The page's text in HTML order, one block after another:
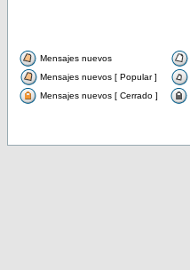
Mensajes nuevos
Mensajes nuevos [ Popular ]
Mensajes nuevos [ Cerrado ]